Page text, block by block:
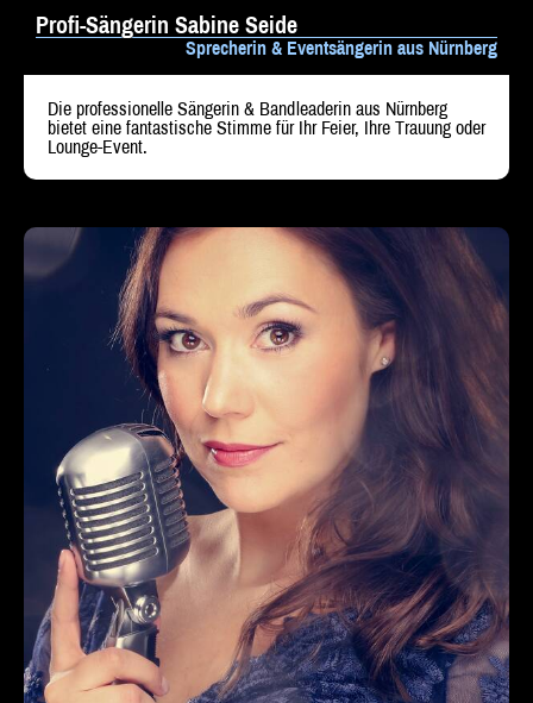
Profi-Sängerin Sabine Seide
Sprecherin & Eventsängerin aus Nürnberg
Die professionelle Sängerin & Bandleaderin aus Nürnberg
bietet eine fantastische Stimme für Ihr Feier, Ihre Trauung oder
Lounge-Event.